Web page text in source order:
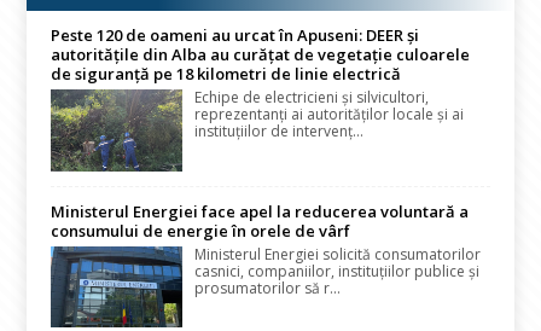
Peste 120 de oameni au urcat în Apuseni: DEER și
autoritățile din Alba au curățat de vegetație culoarele
de siguranță pe 18 kilometri de linie electrică
Echipe de electricieni și silvicultori,
reprezentanți ai autorităților locale și ai
instituțiilor de intervenț...
Ministerul Energiei face apel la reducerea voluntară a
consumului de energie în orele de vârf
Ministerul Energiei solicită consumatorilor
casnici, companiilor, instituțiilor publice și
prosumatorilor să r...